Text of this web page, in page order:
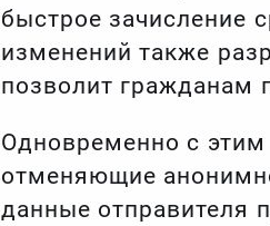
быстрое зачисление
изменений также
позволит гражданам
Одновременно с этим
отменяющие
данные отправителя